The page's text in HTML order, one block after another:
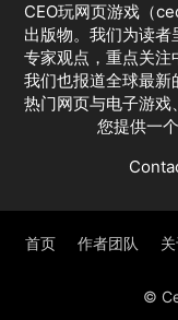
CEO玩网页游戏（
出版物。我们为读
专家观点，重点关注
我们也报道全球最新
热门网页与电子游戏
您提供一
首页 作者团队
©